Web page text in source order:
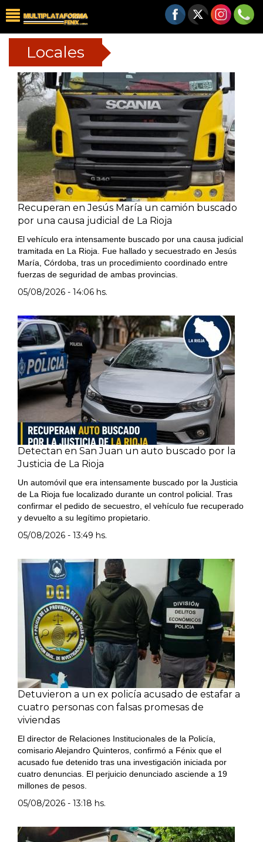
Locales
Recuperan en Jesús María un camión buscado
por una causa judicial de La Rioja
El vehículo era intensamente buscado por una causa judicial
tramitada en La Rioja. Fue hallado y secuestrado en Jesús
María, Córdoba, tras un procedimiento coordinado entre
fuerzas de seguridad de ambas provincias.
05/08/2026 - 14:06 hs.
Detectan en San Juan un auto buscado por la
Justicia de La Rioja
Un automóvil que era intensamente buscado por la Justicia
de La Rioja fue localizado durante un control policial. Tras
confirmar el pedido de secuestro, el vehículo fue recuperado
y devuelto a su legítimo propietario.
05/08/2026 - 13:49 hs.
Detuvieron a un ex policía acusado de estafar a
cuatro personas con falsas promesas de
viviendas
El director de Relaciones Institucionales de la Policía,
comisario Alejandro Quinteros, confirmó a Fénix que el
acusado fue detenido tras una investigación iniciada por
cuatro denuncias. El perjuicio denunciado asciende a 19
millones de pesos.
05/08/2026 - 13:18 hs.